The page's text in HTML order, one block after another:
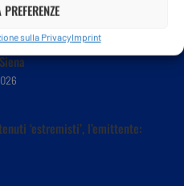
sulla PrivacyImprint
resta a bordo di Monte dei
‘estremisti’, l’emittente: